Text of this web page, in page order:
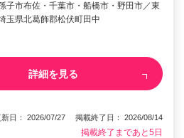
子市布佐・千葉市・船橋市・野田市／東
玉県北葛飾郡松伏町田中
詳細を見る
新日： 2026/07/27 掲載終了日： 2026/08/14
掲載終了まであと5日